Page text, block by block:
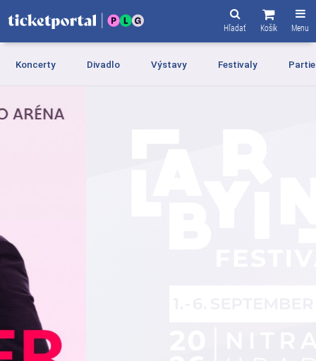
Menu
Košík
Hľadať
Koncerty Divadlo Výstavy Festivaly